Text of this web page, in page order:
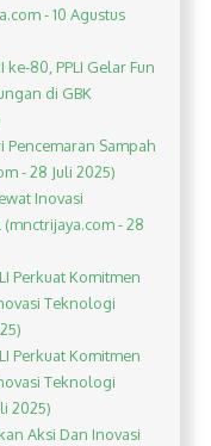
- 10 Agustus
ke-80, PPLI Gelar Fun
di GBK
Pencemaran Sampah
- 28 Juli 2025)
Inovasi
- 28
Perkuat Komitmen
Teknologi
Perkuat Komitmen
Teknologi
2025)
Aksi Dan Inovasi